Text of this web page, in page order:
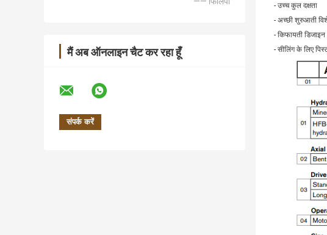
मैं अब ऑनलाइन चैट कर रहा हूँ
- उच्च कुल दक्षता
- अच्छी शुरुआती
- किफायती डिजाइन
- सीलिंग के लिए